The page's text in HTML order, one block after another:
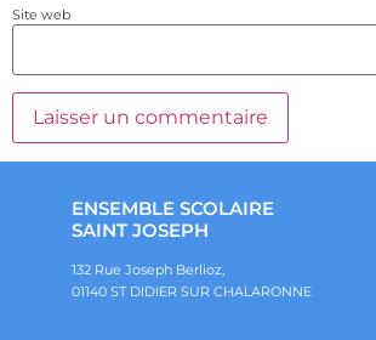
Site web
ENSEMBLE SCOLAIRE
SAINT JOSEPH
132 Rue Joseph Berlioz,
01140 ST DIDIER SUR CHALARONNE